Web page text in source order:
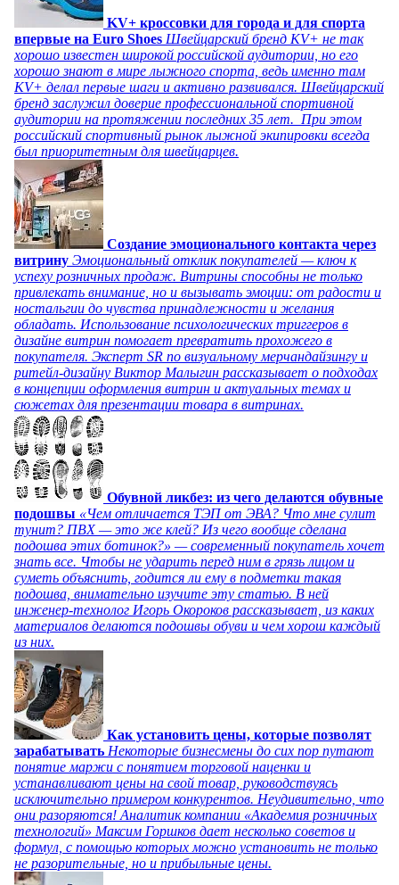
KV+ кроссовки для города и для спорта
впервые на Euro Shoes Швейцарский бренд KV+ не так
хорошо известен широкой российской аудитории, но его
хорошо знают в мире лыжного спорта, ведь именно там
KV+ делал первые шаги и активно развивался. Швейцарский
бренд заслужил доверие профессиональной спортивной
аудитории на протяжении последних 35 лет. При этом
российский спортивный рынок лыжной экипировки всегда
был приоритетным для швейцарцев.
Создание эмоционального контакта через
витрину Эмоциональный отклик покупателей — ключ к
успеху розничных продаж. Витрины способны не только
привлекать внимание, но и вызывать эмоции: от радости и
ностальгии до чувства принадлежности и желания
обладать. Использование психологических триггеров в
дизайне витрин помогает превратить прохожего в
покупателя. Эксперт SR по визуальному мерчандайзингу и
ритейл-дизайну Виктор Малыгин рассказывает о подходах
в концепции оформления витрин и актуальных темах и
сюжетах для презентации товара в витринах.
Обувной ликбез: из чего делаются обувные
подошвы «Чем отличается ТЭП от ЭВА? Что мне сулит
тунит? ПВХ — это же клей? Из чего вообще сделана
подошва этих ботинок?» — современный покупатель хочет
знать все. Чтобы не ударить перед ним в грязь лицом и
суметь объяснить, годится ли ему в подметки такая
подошва, внимательно изучите эту статью. В ней
инженер-технолог Игорь Окороков рассказывает, из каких
материалов делаются подошвы обуви и чем хорош каждый
из них.
Как установить цены, которые позволят
зарабатывать Некоторые бизнесмены до сих пор путают
понятие маржи с понятием торговой наценки и
устанавливают цены на свой товар, руководствуясь
исключительно примером конкурентов. Неудивительно, что
они разоряются! Аналитик компании «Академия розничных
технологий» Максим Горшков дает несколько советов и
формул, с помощью которых можно установить не только
не разорительные, но и прибыльные цены.